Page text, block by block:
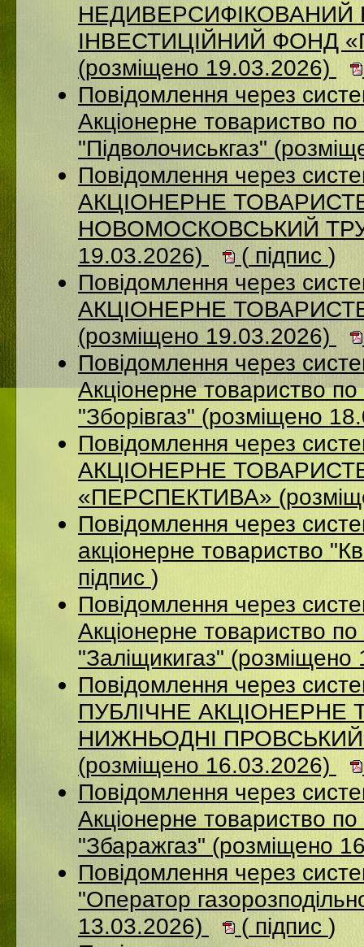
ІНВЕСТИЦІЙНИЙ ФОНД
(розміщено 19.03.2026)
Повідомлення через
Акціонерне товариство по
"Підволочиськгаз"
Повідомлення через
АКЦIОНЕРНЕ
НОВОМОСКОВСЬКИЙ
19.03.2026)
( підпис )
Повідомлення через
АКЦІОНЕРНЕ
(розміщено 19.03.2026)
Повідомлення через
Акціонерне товариство по
"Зборівгаз" (розміщено
Повідомлення через
АКЦІОНЕРНЕ
«ПЕРСПЕКТИВА»
Повідомлення через
акціонерне товариство
підпис )
Повідомлення через
Акціонерне товариство по
"Заліщикигаз"
Повідомлення через
ПУБЛІЧНЕ АКЦІОНЕРНЕ
НИЖНЬОДНІ
(розміщено 16.03.2026)
Повідомлення через
Акцiонерне товариство по
"Збаражгаз" (розміщено
Повідомлення через
"Оператор
13.03.2026)
( підпис )